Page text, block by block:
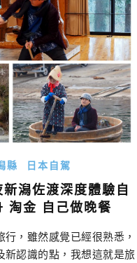
縣 日本自駕
潟佐渡深度體驗自
淘金 自己做晚餐
，雖然感覺已經很熟悉，
新認識的點，我想這就是旅